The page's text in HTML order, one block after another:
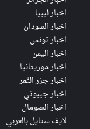
اخبار ليبيا
اخبار السودان
اخبار تونس
اخبار اليمن
اخبار موريتانيا
اخبار جزر القمر
اخبار جيبوتي
اخبار الصومال
لايف ستايل بالعربي